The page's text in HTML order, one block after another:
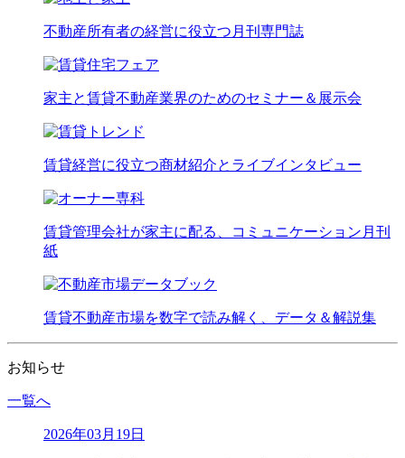
不動産所有者の経営に役立つ月刊専門誌
家主と賃貸不動産業界のためのセミナー＆展示会
賃貸経営に役立つ商材紹介とライブインタビュー
賃貸管理会社が家主に配る、コミュニケーション月刊
紙
賃貸不動産市場を数字で読み解く、データ＆解説集
お知らせ
一覧へ
2026年03月19日